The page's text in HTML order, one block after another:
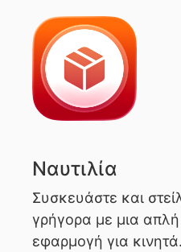
Ναυτιλία
Συσκευάστε και
γρήγορα με μια απλή
εφαρμογή για κινητά.